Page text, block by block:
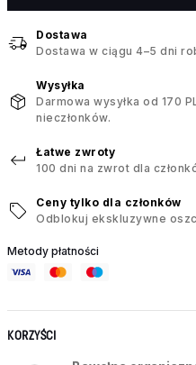
Dostawa
Dostawa w ciągu 4–5 dni
Wysyłka
Darmowa wysyłka od 170
nieczłonków.
Łatwe zwroty
100 dni na zwrot dla
Ceny tylko dla członków
Odblokuj ekskluzywne
Metody płatności
KORZYŚCI